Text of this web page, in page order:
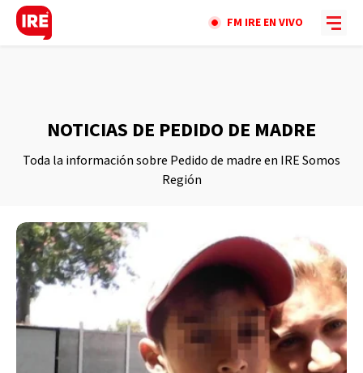
FM IRE EN VIVO
NOTICIAS DE PEDIDO DE MADRE
Toda la información sobre Pedido de madre en IRE Somos
Región